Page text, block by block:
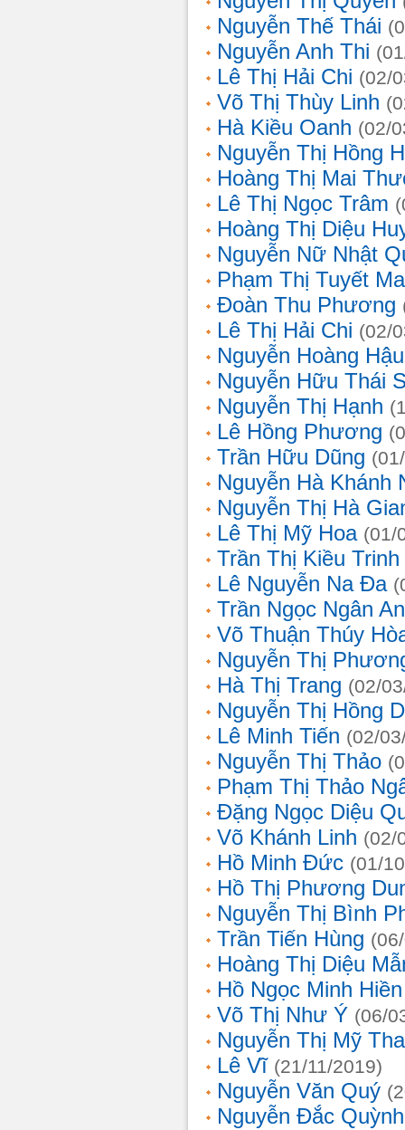
Nguyễn Thế Thái
Nguyễn Anh Thi
Lê Thị Hải Chi (02/
Võ Thị Thùy Linh
Hà Kiều Oanh (02/
Nguyễn Thị Hồng
Hoàng Thị Mai
Lê Thị Ngọc Trâm
Hoàng Thị Diệu
Nguyễn Nữ Nhật
Phạm Thị Tuyết
Đoàn Thu Phương
Lê Thị Hải Chi (02/
Nguyễn Hoàng Hậu
Nguyễn Hữu Thái
Nguyễn Thị Hạnh
Lê Hồng Phương
Trần Hữu Dũng
Nguyễn Hà Khánh
Nguyễn Thị Hà
Lê Thị Mỹ Hoa (01/
Trần Thị Kiều Trinh
Lê Nguyễn Na Đa
Trần Ngọc Ngân
Võ Thuận Thúy
Nguyễn Thị
Hà Thị Trang (02/
Nguyễn Thị Hồng
Lê Minh Tiến (02/
Nguyễn Thị Thảo
Phạm Thị Thảo
Đặng Ngọc Diệu
Võ Khánh Linh (02/
Hồ Minh Đức (01/
Hồ Thị Phương
Nguyễn Thị Bình
Trần Tiến Hùng
Hoàng Thị Diệu
Hồ Ngọc Minh Hiền
Võ Thị Như Ý (06/
Nguyễn Thị Mỹ
Lê Vĩ (21/11/2019)
Nguyễn Văn Quý
Nguyễn Đắc